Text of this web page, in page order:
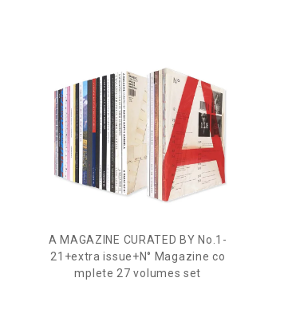
A MAGAZINE CURATED BY No.1-
21+extra issue+N° Magazine co
mplete 27 volumes set